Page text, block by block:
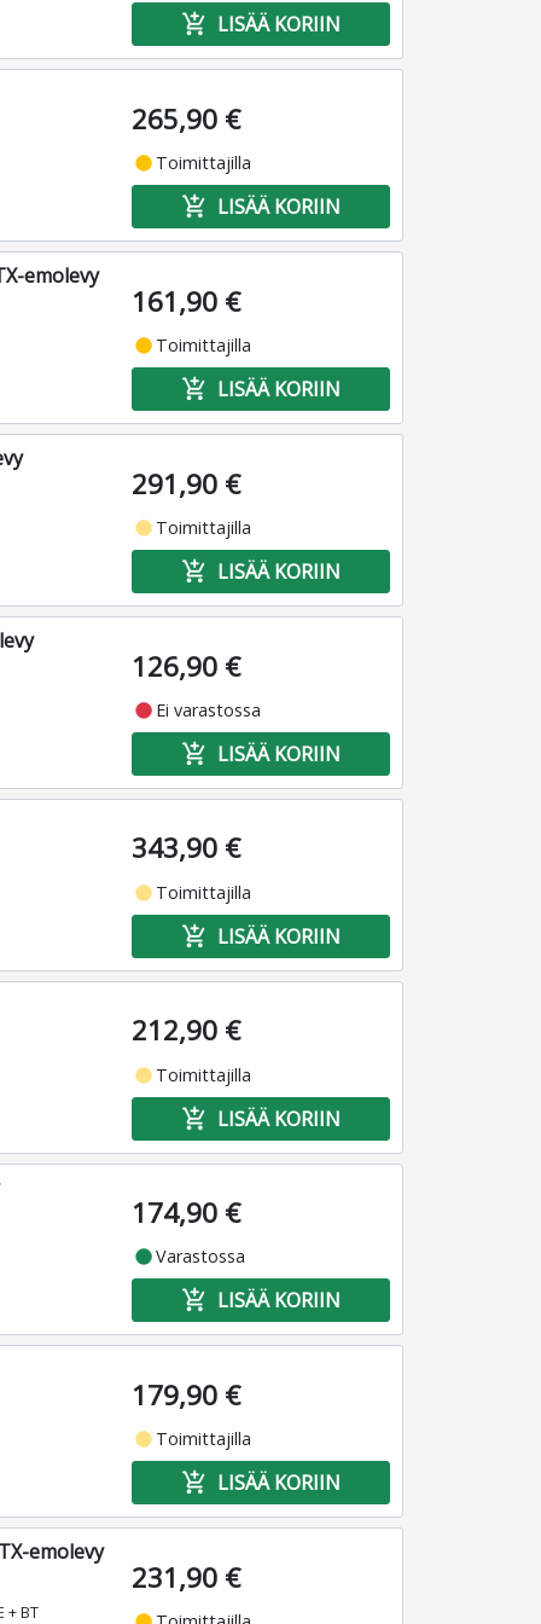
add_shopping_cart LISÄÄ KORIIN
265,90 €
fiber_manual_record Toimittajilla
add_shopping_cart LISÄÄ KORIIN
emolevy
161,90 €
fiber_manual_record Toimittajilla
add_shopping_cart LISÄÄ KORIIN
291,90 €
fiber_manual_record Toimittajilla
add_shopping_cart LISÄÄ KORIIN
126,90 €
fiber_manual_record Ei varastossa
add_shopping_cart LISÄÄ KORIIN
343,90 €
fiber_manual_record Toimittajilla
add_shopping_cart LISÄÄ KORIIN
212,90 €
fiber_manual_record Toimittajilla
add_shopping_cart LISÄÄ KORIIN
174,90 €
fiber_manual_recordVarastossa
add_shopping_cart LISÄÄ KORIIN
179,90 €
fiber_manual_record Toimittajilla
add_shopping_cart LISÄÄ KORIIN
emolevy
+ BT
231,90 €